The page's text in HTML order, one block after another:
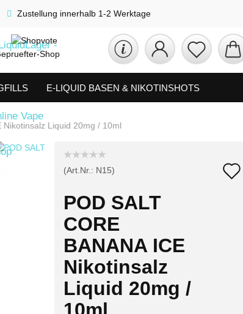
Zustellung innerhalb 1-2 Werktage
E-LIQUID BASEN & NIKOTINSHOTS
AKKUTRÄGER & SETS
Nikotinsalz Liquid 20mg / 10ml
(Art.Nr.: N15)
POD SALT
CORE
BANANA ICE
Nikotinsalz
Liquid 20mg /